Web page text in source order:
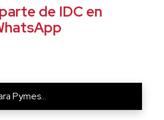
de IDC en
Pymes...